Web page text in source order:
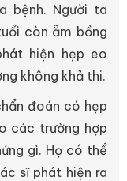
bệnh. Người ta
còn ẵm bồng
hiện hẹp eo
không khả thi.
đoán có hẹp
các trường hợp
gì. Họ có thể
sĩ phát hiện ra